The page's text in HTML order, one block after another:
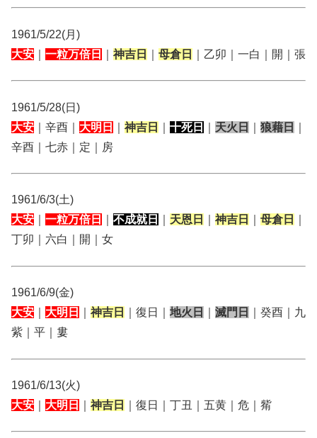
1961/5/22(月)
大安
一粒万倍日 神吉日 母倉日 ｜乙卯｜一白｜開｜張
1961/5/28(日)
大安 ｜辛酉｜ 大明日 神吉日 十死日 天火日 狼藉日
辛酉｜七赤｜定｜房
1961/6/3(土)
大安
一粒万倍日 不成就日 天恩日 神吉日 母倉日
丁卯｜六白｜開｜女
1961/6/9(金)
大安
大明日 神吉日 ｜復日｜ 地火日 滅門日
｜癸酉｜九
紫｜平｜婁
1961/6/13(火)
大安
大明日 神吉日 ｜復日｜丁丑｜五黄｜危｜觜